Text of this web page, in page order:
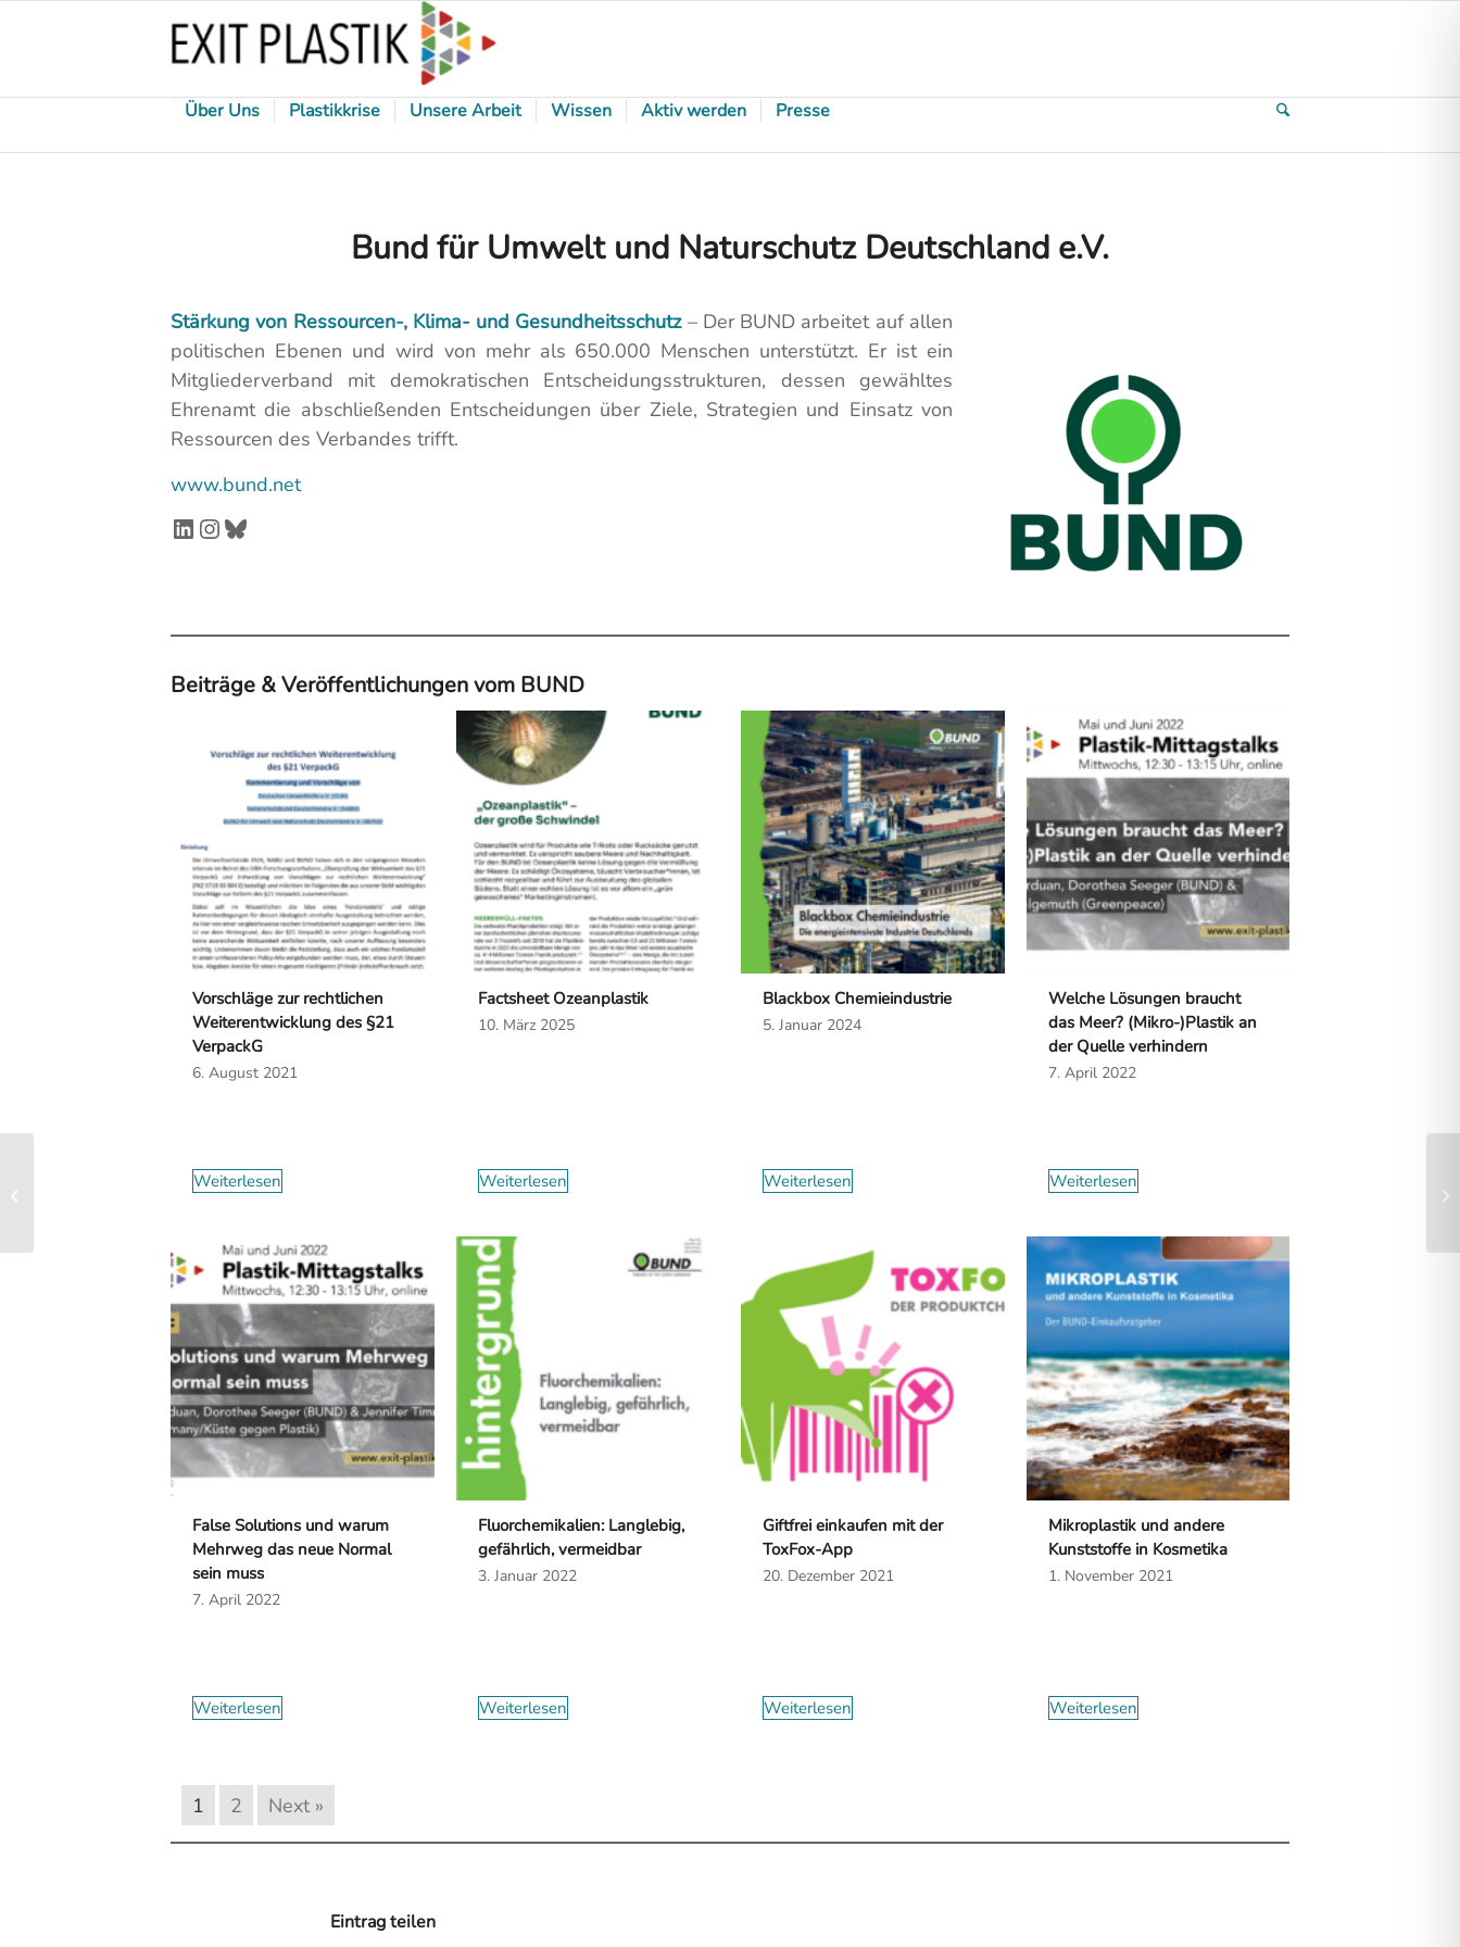
Über Uns Plastikkrise Unsere Arbeit Wissen Aktiv werden Presse
Bund für Umwelt und Naturschutz Deutschland e.V.
Stärkung von Ressourcen-, Klima- und Gesundheitsschutz– Der BUND arbeitet auf allen
politischen Ebenen und wird von mehr als 650.000 Menschen unterstützt. Er ist ein
Mitgliederverband mit demokratischen Entscheidungsstrukturen, dessen gewähltes
Ehrenamt die abschließenden Entscheidungen über Ziele, Strategien und Einsatz von
Ressourcen des Verbandes trifft.
www.bund.net
LinkedIn
Instagram
Bluesky
Beiträge & Veröffentlichungen vom BUND
Vorschläge zur rechtlichen
Weiterentwicklung des §21
VerpackG
6. August 2021
Weiterlesen
Factsheet Ozeanplastik
10. März 2025
Weiterlesen
Blackbox Chemieindustrie
5. Januar 2024
Weiterlesen
Welche Lösungen braucht
das Meer? (Mikro-)Plastik an
der Quelle verhindern
7. April 2022
Weiterlesen
False Solutions und warum
Mehrweg das neue Normal
sein muss
7. April 2022
Weiterlesen
Fluorchemikalien: Langlebig,
gefährlich, vermeidbar
3. Januar 2022
Weiterlesen
Giftfrei einkaufen mit der
ToxFox-App
20. Dezember 2021
Weiterlesen
Mikroplastik und andere
Kunststoffe in Kosmetika
1. November 2021
Weiterlesen
1 2 Next »
Eintrag teilen